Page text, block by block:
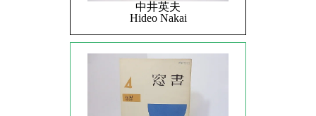
中井英夫
Hideo Nakai